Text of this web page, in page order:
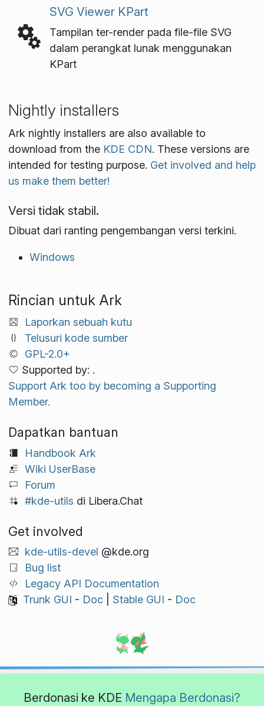
SVG Viewer KPart
Tampilan ter-render pada file-file SVG
dalam perangkat lunak menggunakan
KPart
Nightly installers
Ark nightly installers are also available to
download from the KDE CDN. These versions are
intended for testing purpose. Get involved and help
us make them better!
Versi tidak stabil.
Dibuat dari ranting pengembangan versi terkini.
Windows
Rincian untuk Ark
Laporkan sebuah kutu
Telusuri kode sumber
GPL-2.0+
Supported by: .
Support Ark too by becoming a Supporting
Member.
Dapatkan bantuan
Handbook Ark
Wiki UserBase
Forum
#kde-utils di Libera.Chat
Get involved
kde-utils-devel @kde.org
Bug list
Legacy API Documentation
Trunk GUI - Doc| Stable GUI - Doc
Berdonasi ke KDE Mengapa Berdonasi?